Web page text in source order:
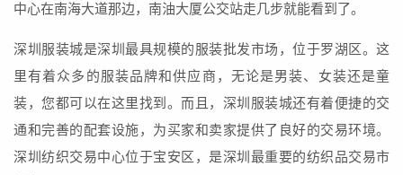
中心在南海大道那边，南油大厦公交站走几步就能看到了。
深圳服装城是深圳最具规模的服装批发市场，位于罗湖区。这
里有着众多的服装品牌和供应商，无论是男装、女装还是童
装，您都可以在这里找到。而且，深圳服装城还有着便捷的交
通和完善的配套设施，为买家和卖家提供了良好的交易环境。
深圳纺织交易中心位于宝安区，是深圳最重要的纺织品交易市